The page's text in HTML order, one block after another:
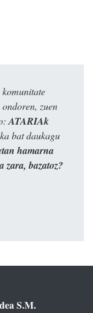
zuen
ATARIAk
bat daukagu
hamarna
zara, bazatoz?
S.M.